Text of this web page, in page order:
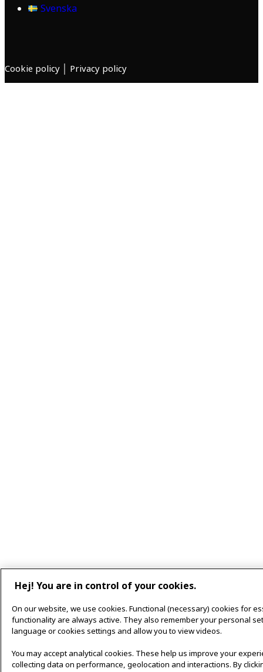
Svenska
Cookie policy Privacy policy
Hej! You are in control of your cookies.
On our website, we use cookies. Functional (necessary) cookies for
functionality are always active. They also remember your personal
language or cookies settings and allow you to view videos.
You may accept analytical cookies. These help us improve your
collecting data on performance, geolocation and interactions. By